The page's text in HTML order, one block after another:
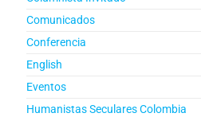
Comunicados
Conferencia
English
Eventos
Humanistas Seculares Colombia